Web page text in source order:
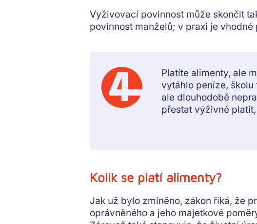
Vyživovací povinnost může skončit
povinnost manželů; v praxi je vhodné
Platíte alimenty, ale
vytáhlo peníze, školu
ale dlouhodobě
přestat výživné platit,
Kolik se platí alimenty?
Jak už bylo zmíněno, zákon říká, že
oprávněného a jeho majetkové